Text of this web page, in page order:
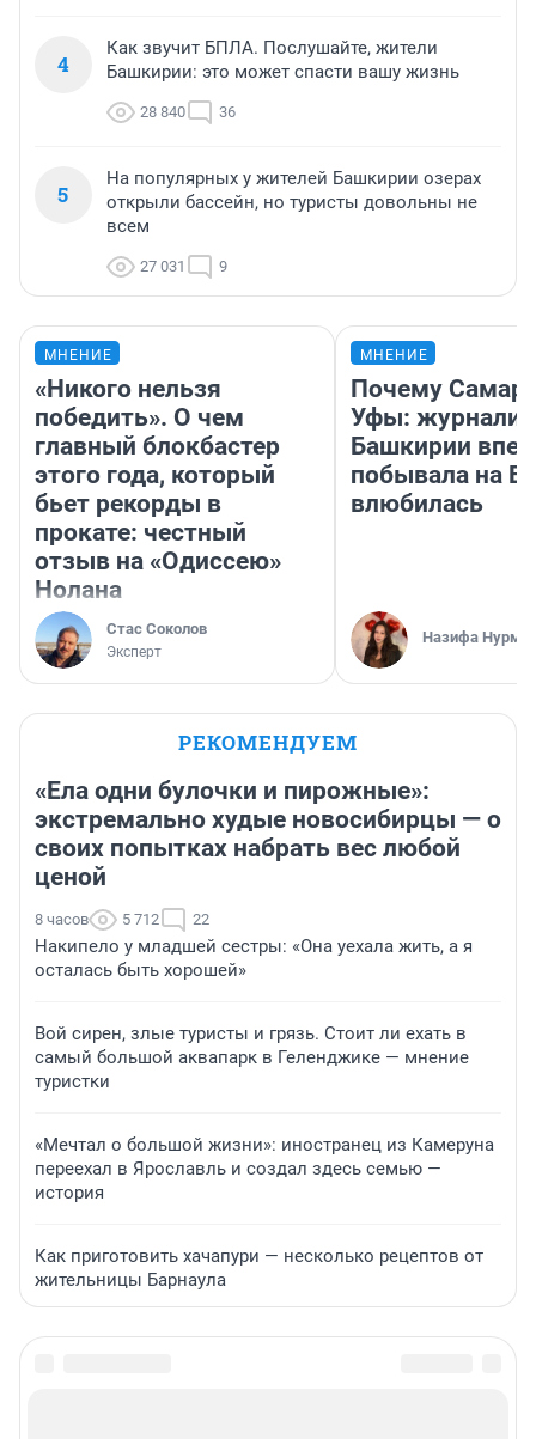
4
Как звучит БПЛА. Послушайте, жители
Башкирии: это может спасти вашу жизнь
28 840 36
5
На популярных у жителей Башкирии озерах
открыли бассейн, но туристы довольны не
всем
27 031 9
МНЕНИЕ
«Никого нельзя
победить». О чем
главный блокбастер
этого года, который
бьет рекорды в
прокате: честный
отзыв на «Одиссею»
Нолана
Стас Соколов
Эксперт
МНЕНИЕ
Почему
Уфы:
Башкирии
побывала на
влюбилась
Назифа
РЕКОМЕНДУЕМ
«Ела одни булочки и пирожные»:
экстремально худые новосибирцы — о
своих попытках набрать вес любой
ценой
8 часов 5 712 22
Накипело у младшей сестры: «Она уехала жить, а я
осталась быть хорошей»
Вой сирен, злые туристы и грязь. Стоит ли ехать в
самый большой аквапарк в Геленджике — мнение
туристки
«Мечтал о большой жизни»: иностранец из Камеруна
переехал в Ярославль и создал здесь семью —
история
Как приготовить хачапури — несколько рецептов от
жительницы Барнаула